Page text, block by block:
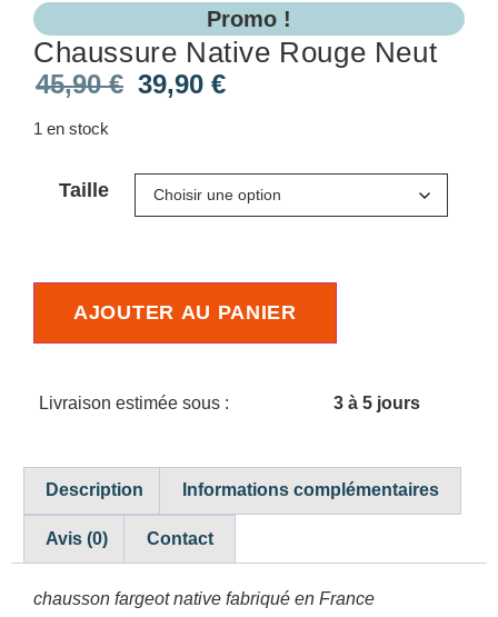
Chaussure Native Rouge Neut
Promo !
45,90€ 39,90 €
1 en stock
Taille
AJOUTER AU PANIER
Livraison estimée sous : 3 à 5 jours
Description Informations complémentaires
Avis (0) Contact
chausson fargeot native fabriqué en France